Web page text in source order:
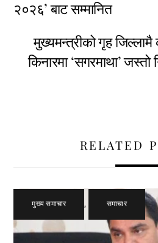
२०२६’ बाट सम्मानित
मुख्यमन्त्रीको गृह जिल्लामै
किनारमा ‘सगरमाथा’ जस्तो
RELATED
मुख्य समाचार , समाचार